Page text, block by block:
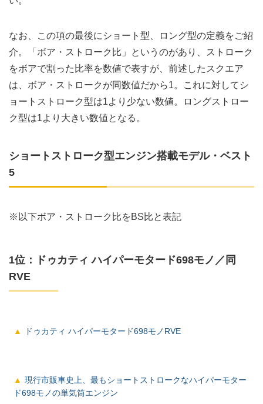
なお、この項の最後にショート型、ロング型の定義をご紹
介。「ボア・ストローク比」というのがあり、ストローク
をボアで割った比率を数値で表すが、前述したスクエア
は、ボア・ストロークが同数値だから1。これに対してシ
ョートストローク型は1より少ない数値。ロングストロー
ク型は1より大きい数値となる。
ショートストローク型エンジン搭載モデル・ベスト
5
※以下ボア・ストローク比をBS比と表記
1位：ドゥカティ ハイパーモタード698モノ／同
RVE
ドゥカティ ハイパーモタード698モノRVE
現行市販車史上、最もショートストロークなハイパーモター
ド698モノの単気筒エンジン